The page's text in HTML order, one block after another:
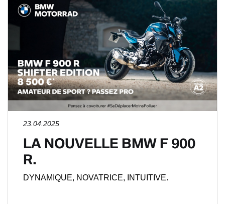
23.04.2025
LA NOUVELLE BMW F 900
R.
DYNAMIQUE, NOVATRICE, INTUITIVE.